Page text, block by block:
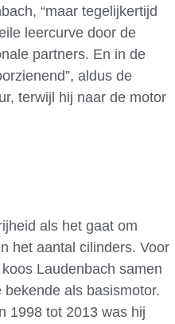
“maar tegelijkertijd
leercurve door de
partners. En in de
aldus de
terwijl hij naar de motor
als het gaat om
het aantal cilinders. Voor
Laudenbach samen
als basismotor.
1998 tot 2013 was hij